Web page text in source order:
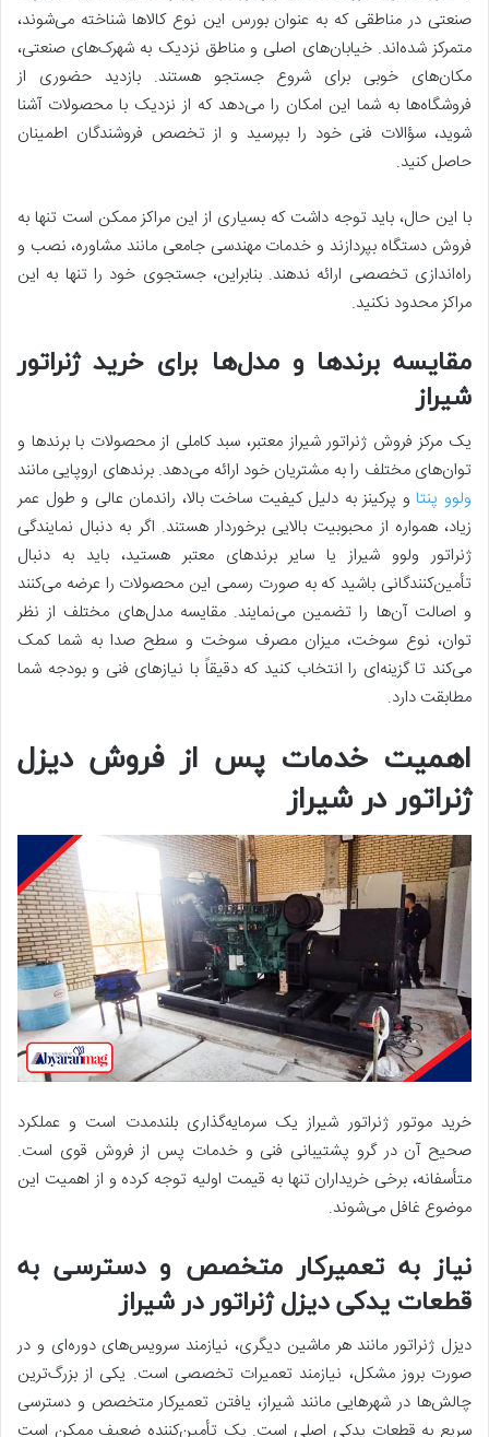
صنعتی در مناطقی که به عنوان بورس این نوع کالاها شناخته می‌شوند،
متمرکز شده‌اند. خیابان‌های اصلی و مناطق نزدیک به شهرک‌های صنعتی،
مکان‌های خوبی برای شروع جستجو هستند. بازدید حضوری از
فروشگاه‌ها به شما این امکان را می‌دهد که از نزدیک با محصولات آشنا
شوید، سؤالات فنی خود را بپرسید و از تخصص فروشندگان اطمینان
حاصل کنید.
با این حال، باید توجه داشت که بسیاری از این مراکز ممکن است تنها به
فروش دستگاه بپردازند و خدمات مهندسی جامعی مانند مشاوره، نصب و
راه‌اندازی تخصصی ارائه ندهند. بنابراین، جستجوی خود را تنها به این
مراکز محدود نکنید.
مقایسه برندها و مدل‌ها برای خرید ژنراتور
شیراز
یک مرکز فروش ژنراتور شیراز معتبر، سبد کاملی از محصولات با برندها و
توان‌های مختلف را به مشتریان خود ارائه می‌دهد. برندهای اروپایی مانند
ولوو پنتاو پرکینز به دلیل کیفیت ساخت بالا، راندمان عالی و طول عمر
زیاد، همواره از محبوبیت بالایی برخوردار هستند. اگر به دنبال نمایندگی
ژنراتور ولوو شیراز یا سایر برندهای معتبر هستید، باید به دنبال
تأمین‌کنندگانی باشید که به صورت رسمی این محصولات را عرضه می‌کنند
و اصالت آن‌ها را تضمین می‌نمایند. مقایسه مدل‌های مختلف از نظر
توان، نوع سوخت، میزان مصرف سوخت و سطح صدا به شما کمک
می‌کند تا گزینه‌ای را انتخاب کنید که دقیقاً با نیازهای فنی و بودجه شما
مطابقت دارد.
اهمیت خدمات پس از فروش دیزل
ژنراتور در شیراز
خرید موتور ژنراتور شیراز یک سرمایه‌گذاری بلندمدت است و عملکرد
صحیح آن در گرو پشتیبانی فنی و خدمات پس از فروش قوی است.
متأسفانه، برخی خریداران تنها به قیمت اولیه توجه کرده و از اهمیت این
موضوع غافل می‌شوند.
نیاز به تعمیرکار متخصص و دسترسی به
قطعات یدکی دیزل ژنراتور در شیراز
دیزل ژنراتور مانند هر ماشین دیگری، نیازمند سرویس‌های دوره‌ای و در
صورت بروز مشکل، نیازمند تعمیرات تخصصی است. یکی از بزرگ‌ترین
چالش‌ها در شهرهایی مانند شیراز، یافتن تعمیرکار متخصص و دسترسی
سریع به قطعات یدکی اصلی است. یک تأمین‌کننده ضعیف ممکن است